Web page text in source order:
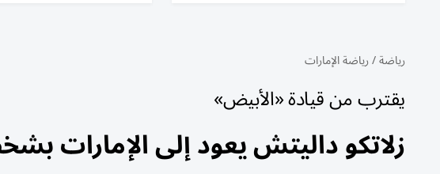
رياضة/رياضة الإمارات
يقترب من قيادة «الأبيض»
زلاتكو داليتش يعود إلى الإمارات